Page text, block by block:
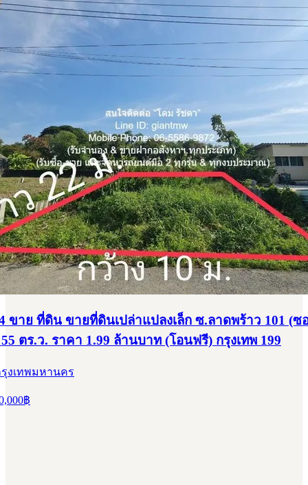
ขาย ที่ดิน ขายที่ดินเปล่าแปลงเล็ก ซ.ลาดพร้าว 101 (ซ
ตร.ว. ราคา 1.99 ล้านบาท (โอนฟรี) กรุงเทพ 199
งเทพมหานคร
฿